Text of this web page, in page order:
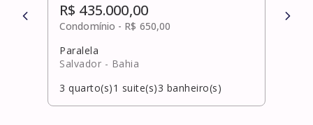
R$ 435.000,00
Condomínio - R$ 650,00
Paralela
Salvador - Bahia
3 quarto(s)1 suite(s)3 banheiro(s)
R$